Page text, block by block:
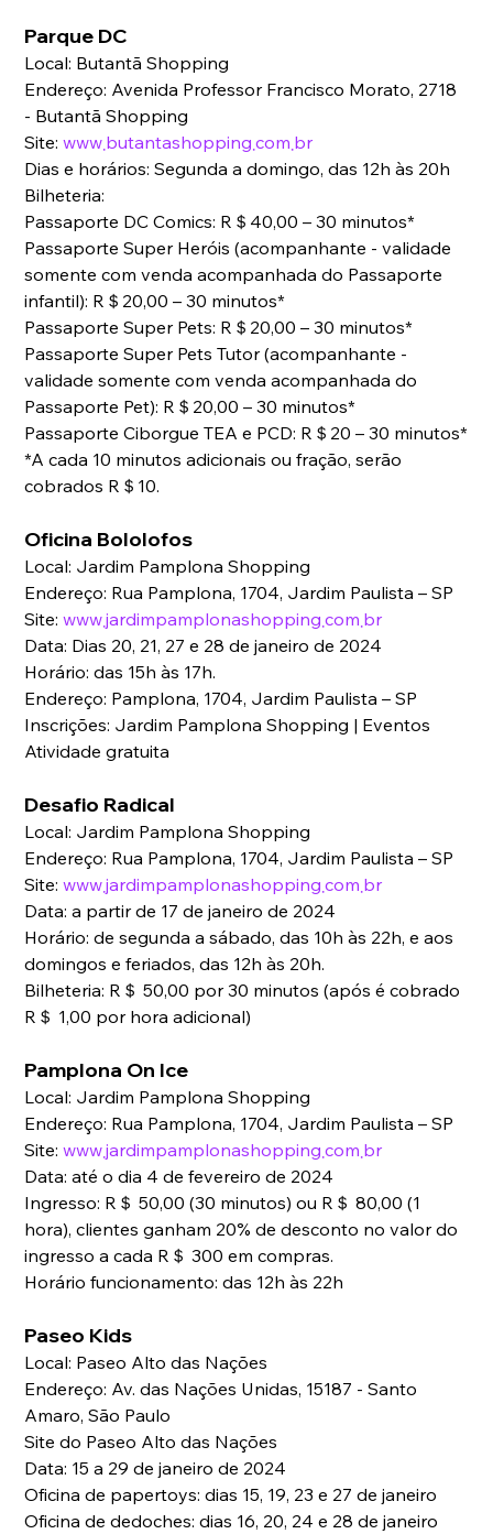
Parque DC
Local: Butantã Shopping
Endereço: Avenida Professor Francisco Morato, 2718
- Butantã Shopping
Site:
www܂butantashopping܂com܂br
Dias e horários: Segunda a domingo, das 12h às 20h
Bilheteria:
Passaporte DC Comics: R＄40,00 – 30 minutos*
Passaporte Super Heróis (acompanhante - validade
somente com venda acompanhada do Passaporte
infantil): R＄20,00 – 30 minutos*
Passaporte Super Pets: R＄20,00 – 30 minutos*
Passaporte Super Pets Tutor (acompanhante -
validade somente com venda acompanhada do
Passaporte Pet): R＄20,00 – 30 minutos*
Passaporte Ciborgue TEA e PCD: R＄20 – 30 minutos*
*A cada 10 minutos adicionais ou fração, serão
cobrados R＄10.
Oficina Bololofos
Local: Jardim Pamplona Shopping
Endereço: Rua Pamplona, 1704, Jardim Paulista – SP
Site:
www܂jardimpamplonashopping܂com܂br
Data: Dias 20, 21, 27 e 28 de janeiro de 2024
Horário: das 15h às 17h.
Endereço: Pamplona, 1704, Jardim Paulista – SP
Inscrições: Jardim Pamplona Shopping | Eventos
Atividade gratuita
Desafio Radical
Local: Jardim Pamplona Shopping
Endereço: Rua Pamplona, 1704, Jardim Paulista – SP
Site:
www܂jardimpamplonashopping܂com܂br
Data: a partir de 17 de janeiro de 2024
Horário: de segunda a sábado, das 10h às 22h, e aos
domingos e feriados, das 12h às 20h.
Bilheteria: R＄ 50,00 por 30 minutos (após é cobrado
R＄ 1,00 por hora adicional)
Pamplona On Ice
Local: Jardim Pamplona Shopping
Endereço: Rua Pamplona, 1704, Jardim Paulista – SP
Site:
www܂jardimpamplonashopping܂com܂br
Data: até o dia 4 de fevereiro de 2024
Ingresso: R＄ 50,00 (30 minutos) ou R＄ 80,00 (1
hora), clientes ganham 20% de desconto no valor do
ingresso a cada R＄ 300 em compras.
Horário funcionamento: das 12h às 22h
Paseo Kids
Local: Paseo Alto das Nações
Endereço: Av. das Nações Unidas, 15187 - Santo
Amaro, São Paulo
Site do Paseo Alto das Nações
Data: 15 a 29 de janeiro de 2024
Oficina de papertoys: dias 15, 19, 23 e 27 de janeiro
Oficina de dedoches: dias 16, 20, 24 e 28 de janeiro